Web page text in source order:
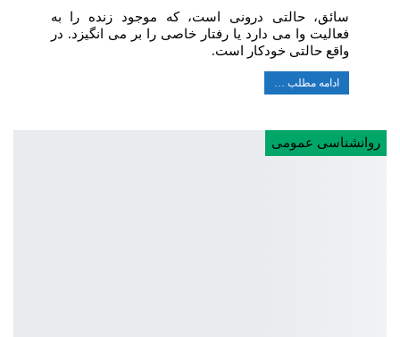
سائق، حالتی درونی است، که موجود زنده را به
فعالیت وا می دارد یا رفتار خاصی را بر می انگیزد. در
واقع حالتی خودکار است.
ادامه مطلب …
روانشناسی عمومی